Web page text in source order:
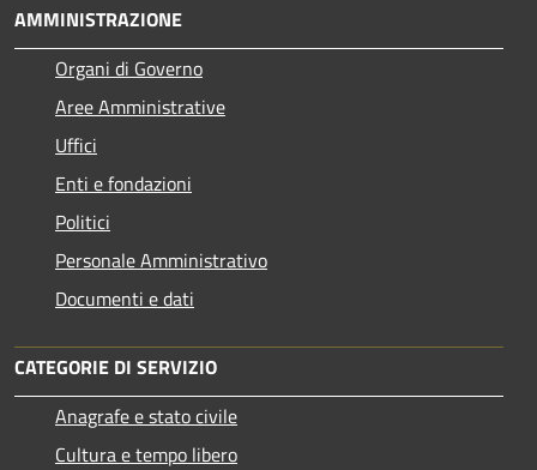
AMMINISTRAZIONE
Organi di Governo
Aree Amministrative
Uffici
Enti e fondazioni
Politici
Personale Amministrativo
Documenti e dati
CATEGORIE DI SERVIZIO
Anagrafe e stato civile
Cultura e tempo libero